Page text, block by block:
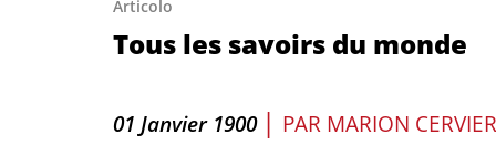
Articolo
Tous les savoirs du monde
01 Janvier 1900 | PAR MARION CERVIER